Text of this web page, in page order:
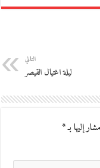
التالي
ليلة اغتيال القيصر
إليها بـ*